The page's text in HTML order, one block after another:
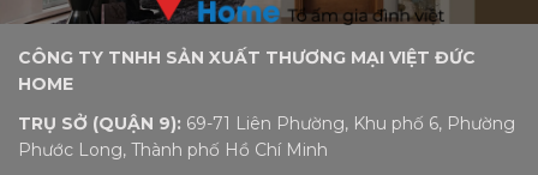
CÔNG TY TNHH SẢN XUẤT THƯƠNG MẠI VIỆT ĐỨC
HOME
TRỤ SỞ (QUẬN 9): 69-71 Liên Phường, Khu phố 6, Phường
Phước Long, Thành phố Hồ Chí Minh